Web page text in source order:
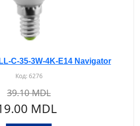
C-35-3W-4K-E14 Navigator
Код:6276
39.10 MDL
MDL